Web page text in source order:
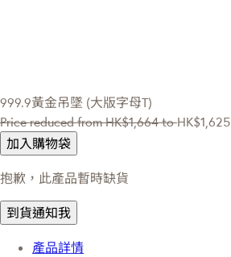
999.9黃金吊墜 (大版字母T)
Price reduced fromHK$1,664 toHK$1,625
加入購物袋
抱歉，此產品暫時缺貨
到貨通知我
產品詳情